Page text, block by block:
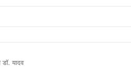
और नैनो यूरिया बने किसानों के भरोसेमंद कृषि साथी…..
डॉ. यादव